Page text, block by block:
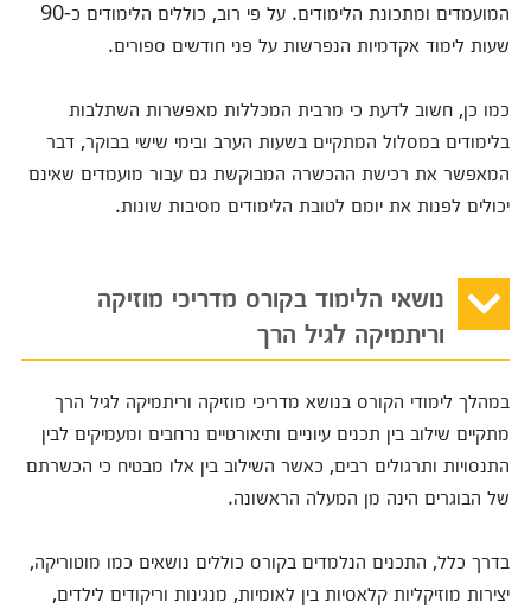
המועמדים ומתכונת הלימודים. על פי רוב, כוללים הלימודים כ-90
שעות לימוד אקדמיות הנפרשות על פני חודשים ספורים.
כמו כן, חשוב לדעת כי מרבית המכללות מאפשרות השתלבות
בלימודים במסלול המתקיים בשעות הערב ובימי שישי בבוקר, דבר
המאפשר את רכישת ההכשרה המבוקשת גם עבור מועמדים שאינם
יכולים לפנות את יומם לטובת הלימודים מסיבות שונות.
נושאי הלימוד בקורס מדריכי מוזיקה
וריתמיקה לגיל הרך
במהלך לימודי הקורס בנושא מדריכי מוזיקה וריתמיקה לגיל הרך
מתקיים שילוב בין תכנים עיוניים ותיאורטיים נרחבים ומעמיקים לבין
התנסויות ותרגולים רבים, כאשר השילוב בין אלו מבטיח כי הכשרתם
של הבוגרים הינה מן המעלה הראשונה.
בדרך כלל, התכנים הנלמדים בקורס כוללים נושאים כמו מוטוריקה,
יצירות מוזיקליות קלאסיות בין לאומיות, מנגינות וריקודים לילדים,